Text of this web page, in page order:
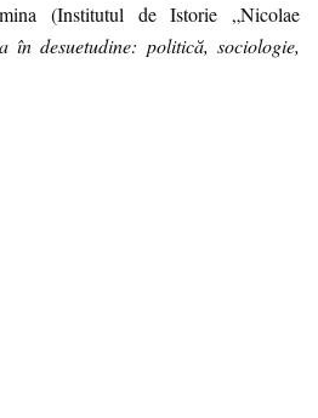
(Institutul de Istorie „Nicolae
în desuetudine: politică, sociologie,